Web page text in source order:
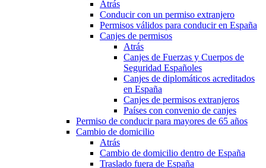
Atrás
Conducir con un permiso extranjero
Permisos válidos para conducir en España
Canjes de permisos
Atrás
Canjes de Fuerzas y Cuerpos de
Seguridad Españoles
Canjes de diplomáticos acreditados
en España
Canjes de permisos extranjeros
Países con convenio de canjes
Permiso de conducir para mayores de 65 años
Cambio de domicilio
Atrás
Cambio de domicilio dentro de España
Traslado fuera de España